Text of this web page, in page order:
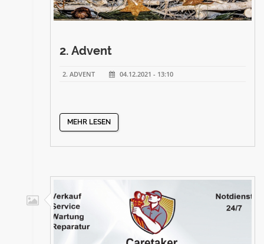
2. Advent
2. ADVENT 04.12.2021 - 13:10
MEHR LESEN